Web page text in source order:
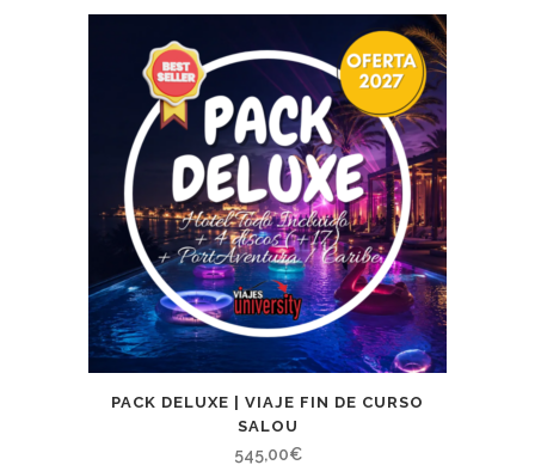
PACK DELUXE | VIAJE FIN DE CURSO
SALOU
545,00€